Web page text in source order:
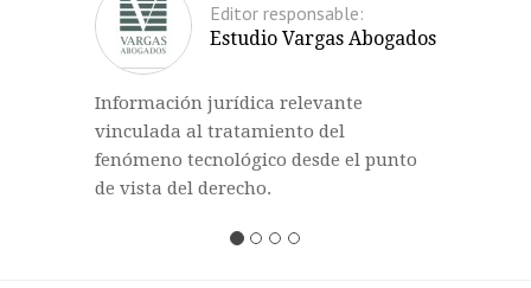
Editor responsable:
Estudio Vargas Abogados
Información jurídica relevante
vinculada al tratamiento del
fenómeno tecnológico desde el punto
de vista del derecho.